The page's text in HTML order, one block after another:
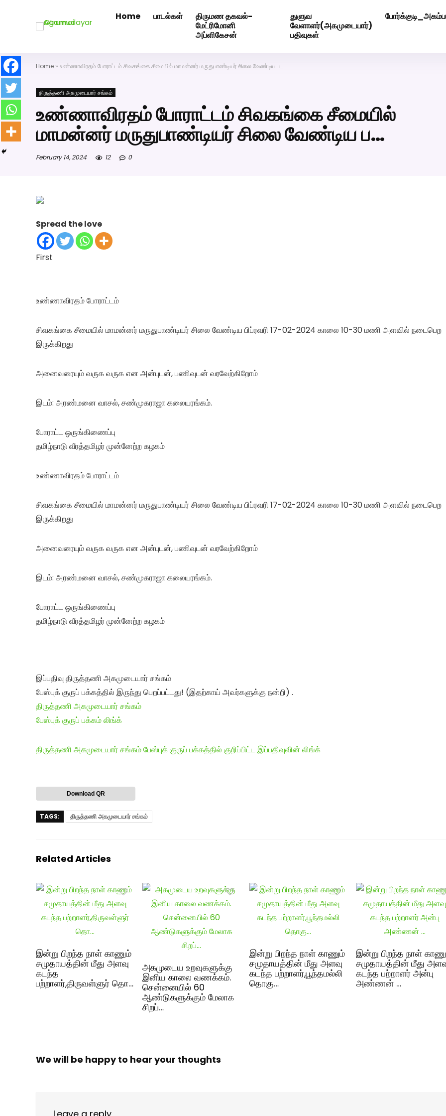
Home பாடல்கள்
திருமண தகவல்-
மேட்ரிமோனி
அப்ளிகேசன்
துளுவ
வேளாளர்(அகமுடையார்)
பதிவுகள்
Home » உண்ணாவிரதம் போராட்டம் சிவகங்கை சீமையில் மாமன்னர் மருதுபாண்டியர் சிலை வேண்டிய ப…
திருத்தணி அகமுடையார் சங்கம்
உண்ணாவிரதம் போராட்டம் சிவகங்கை சீமையில்
மாமன்னர் மருதுபாண்டியர் சிலை வேண்டிய ப…
February 14, 2024 12 0
Spread the love
First
உண்ணாவிரதம் போராட்டம்
சிவகங்கை சீமையில் மாமன்னர் மருதுபாண்டியர் சிலை வேண்டிய பிப்ரவரி 17-02-2024 காலை 10-30 மணி அளவில் நடைபெற
இருக்கிறது
அனைவரையும் வருக வருக என அன்புடன், பணிவுடன் வரவேற்கிறோம்
இடம்: அரண்மனை வாசல், சண்முகராஜா கலையரங்கம்.
போராட்ட ஒருங்கிணைப்பு
தமிழ்நாடு வீரத்தமிழர் முன்னேற்ற கழகம்
உண்ணாவிரதம் போராட்டம்
சிவகங்கை சீமையில் மாமன்னர் மருதுபாண்டியர் சிலை வேண்டிய பிப்ரவரி 17-02-2024 காலை 10-30 மணி அளவில் நடைபெற
இருக்கிறது
அனைவரையும் வருக வருக என அன்புடன், பணிவுடன் வரவேற்கிறோம்
இடம்: அரண்மனை வாசல், சண்முகராஜா கலையரங்கம்.
போராட்ட ஒருங்கிணைப்பு
தமிழ்நாடு வீரத்தமிழர் முன்னேற்ற கழகம்
இப்பதிவு திருத்தணி அகமுடையார் சங்கம்
பேஸ்புக் குருப் பக்கத்தில் இருந்து பெறப்பட்டது! (இதற்காய் அவர்களுக்கு நன்றி) .
திருத்தணி அகமுடையார் சங்கம்
பேஸ்புக் குருப் பக்கம் லிங்க்
திருத்தணி அகமுடையார் சங்கம் பேஸ்புக் குருப் பக்கத்தில் குறிப்பிட்ட இப்பதிவுவின் லிங்க்
Download QR
TAGS: திருத்தணி அகமுடையார் சங்கம்
Related Articles
இன்று பிறந்த நாள் காணும்
சமுதாயத்தின் மீது அளவு
கடந்த
பற்றாளர்,திருவள்ளுர் தொ…
அகமுடைய உறவுகளுக்கு
இனிய காலை வணக்கம்.
சென்னையில் 60
ஆண்டுகளுக்கும் மேலாக
சிறப்…
இன்று பிறந்த நாள் காணும்
சமுதாயத்தின் மீது அளவு
கடந்த பற்றாளர்,பூந்தமல்லி
தொகு…
இன்று பிறந்த நாள்
சமுதாயத்தின் மீது
கடந்த பற்றாளர் அன்பு
அண்ணன் …
We will be happy to hear your thoughts
அகமுடையார் திருமண வரன்களுக்கு அகமுடையார்மேட்ரி-பெண் வீட்டாருக்கு 100% இலவச திருமண சேவை! வாட்ஸப் எண்: